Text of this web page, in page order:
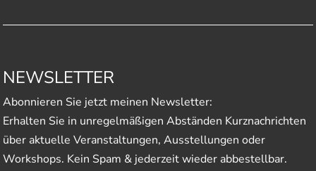
NEWSLETTER
Abonnieren Sie jetzt meinen Newsletter:
Erhalten Sie in unregelmäßigen Abständen Kurznachrichten
über aktuelle Veranstaltungen, Ausstellungen oder
Workshops. Kein Spam & jederzeit wieder abbestellbar.